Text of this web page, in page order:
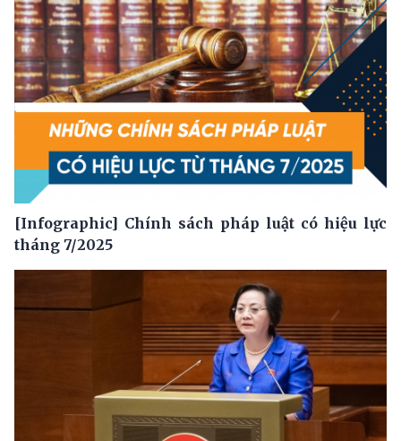
[Infographic] Chính sách pháp luật có hiệu lực
tháng 7/2025